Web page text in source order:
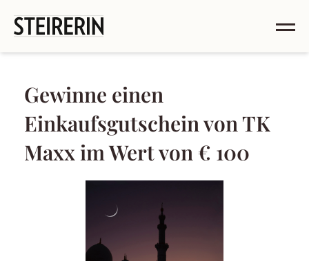
Gewinne einen
Einkaufsgutschein von TK
Maxx im Wert von € 100